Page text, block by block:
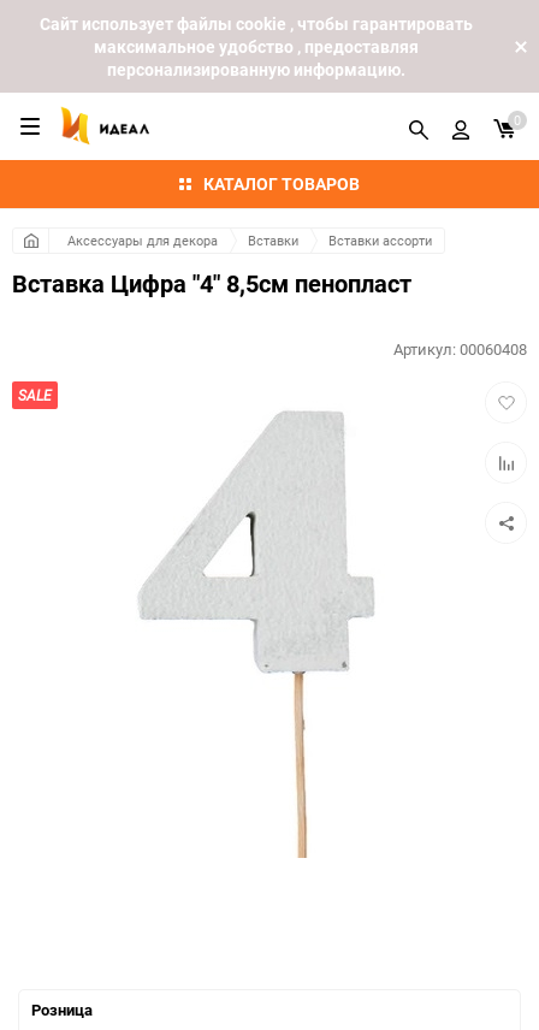
Cайт использует файлы cookie , чтобы гарантировать
максимальное удобство , предоставляя
персонализированную информацию.
КАТАЛОГ ТОВАРОВ
0
Аксессуары для декора Вставки Вставки ассорти
Вставка Цифра "4" 8,5см пенопласт
SALE
Артикул:00060408
Розница